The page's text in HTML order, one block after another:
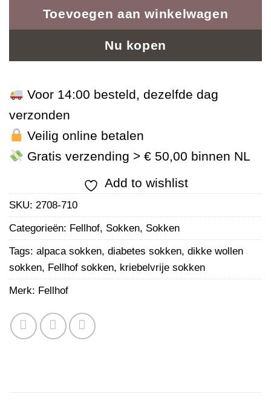
Toevoegen aan winkelwagen
Nu kopen
Voor 14:00 besteld, dezelfde dag
verzonden
Veilig online betalen
Gratis verzending > € 50,00 binnen NL
Add to wishlist
SKU: 2708-710
Categorieën: Fellhof, Sokken, Sokken
Tags: alpaca sokken, diabetes sokken, dikke wollen
sokken, Fellhof sokken, kriebelvrije sokken
Merk: Fellhof